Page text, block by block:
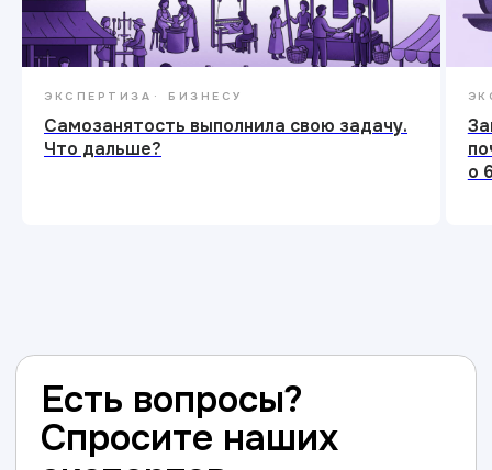
ЭКСПЕРТИЗА БИЗНЕСУ
Самозанятость выполнила свою задачу.
Что дальше?
о